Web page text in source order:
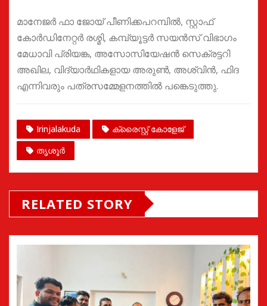
മാനേജർ ഫാ ജോയ് പീണിക്കപറമ്പിൽ, സ്റ്റാഫ്
കോർഡിനേറ്റർ രശ്മി, കമ്പ്യൂട്ടർ സയൻസ് വിഭാഗം
മേധാവി പ്രിയങ്ക, അസോസിയേഷൻ സെക്രട്ടറി
അഖില, വിദ്യാർഥികളായ അരുൺ, അശ്വിൻ, ഫിദ
എന്നിവരും പത്രസമ്മേളനത്തിൽ പങ്കെടുത്തു.
Irinjalakuda
ക്രൈസ്റ്റ് കോളേജ്
തൃശൂർ
RELATED STORY